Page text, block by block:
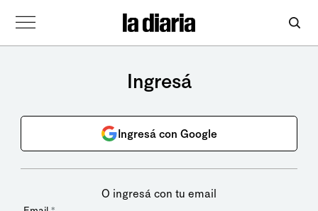
Ingresá
Ingresá con Google
O ingresá con tu email